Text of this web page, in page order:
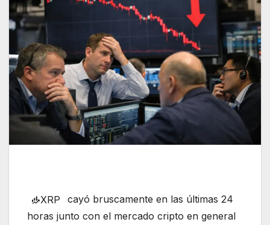
XRP
cayó bruscamente en las últimas 24
horas junto con el mercado cripto en general